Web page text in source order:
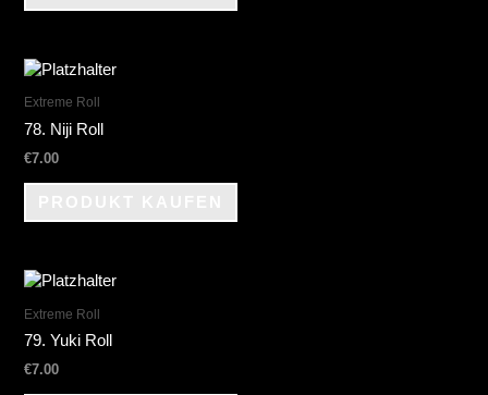
Extreme Roll
78. Niji Roll
€7.00
Extreme Roll
79. Yuki Roll
€7.00